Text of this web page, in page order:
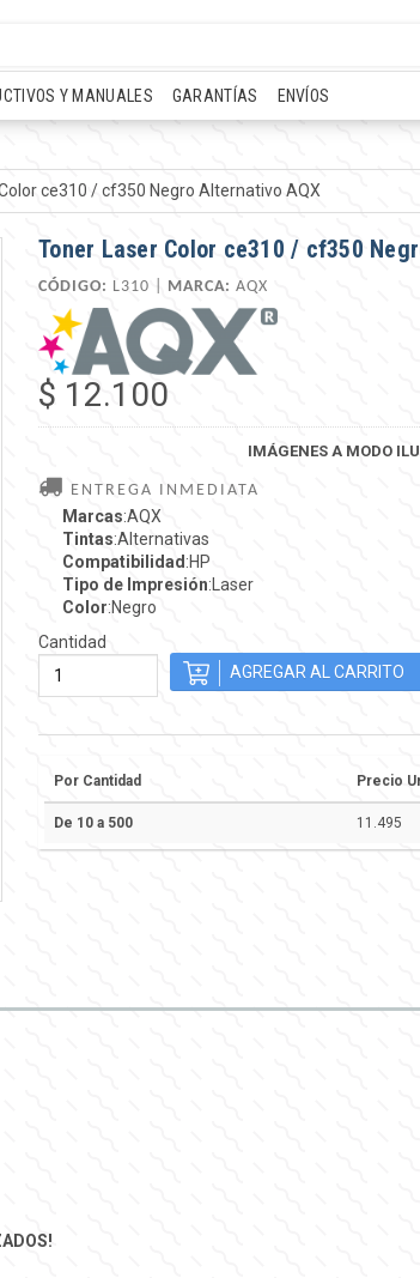
Y MANUALES GARANTÍAS ENVÍOS
ce310 / cf350 Negro Alternativo AQX
Toner Laser Color ce310 / cf350
CÓDIGO: L310 | MARCA: AQX
$ 12.100
IMÁGENES A MODO
ENTREGA INMEDIATA
Marcas:AQX
Tintas:Alternativas
Compatibilidad :HP
Tipo de Impresión:Laser
Color:Negro
Cantidad
Por Cantidad Precio
De 10 a 500 11.495